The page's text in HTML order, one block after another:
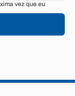
vez que eu